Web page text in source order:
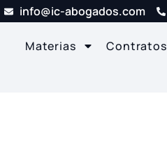
info@ic-abogados.com
Materias Contratos